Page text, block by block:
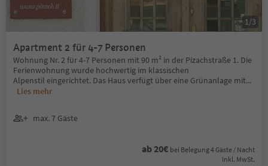
Apartment 2 für 4-7 Personen
Wohnung Nr. 2 für 4-7 Personen mit 90 m² in der Pizachstraße 1. Die
Ferienwohnung wurde hochwertig im klassischen
Alpenstil eingerichtet. Das Haus verfügt über eine Grünanlage mit...
Lies mehr
max. 7 Gäste
ab 20€ bei Belegung 4 Gäste / Nacht
Inkl. MwSt.
1 /3